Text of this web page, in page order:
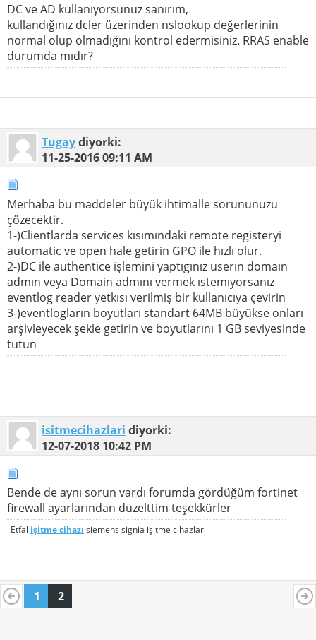
DC ve AD kullanıyorsunuz sanırım,
kullandığınız dcler üzerinden nslookup değerlerinin
normal olup olmadığını kontrol edermisiniz. RRAS enable
durumda mıdır?
Tugaydiyorki:
11-25-201609:11 AM
Merhaba bu maddeler büyük ihtimalle sorununuzu
çözecektir.
1-)Clientlarda services kısımındaki remote registeryi
automatic ve open hale getirin GPO ile hızlı olur.
2-)DC ile authentice işlemini yaptıgınız userın domaın
admın veya Domain admını vermek ıstemıyorsanız
eventlog reader yetkısı verilmiş bir kullanıcıya çevirin
3-)eventlogların boyutları standart 64MB büyükse onları
arşivleyecek şekle getirin ve boyutlarını 1 GB seviyesinde
tutun
isitmecihazlari diyorki:
12-07-2018 10:42 PM
Bende de aynı sorun vardı forumda gördüğüm fortinet
firewall ayarlarından düzelttim teşekkürler
Etfal işitme cihazı siemens signia işitme cihazları
1 2